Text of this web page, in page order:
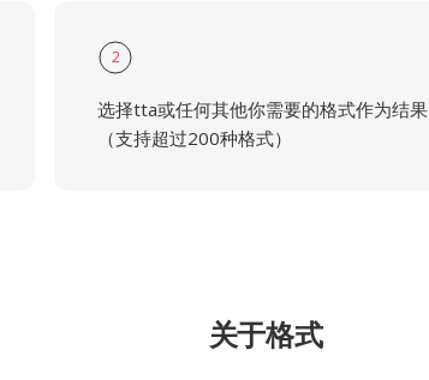
2
选择tta或任何其他你需要的格式作为结果
（支持超过200种格式）
关于格式